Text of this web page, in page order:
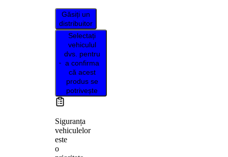
Găsiți un
distribuitor
Selectați
vehiculul
dvs. pentru
a confirma
că acest
produs se
potrivește
Siguranța
vehiculelor
este
o